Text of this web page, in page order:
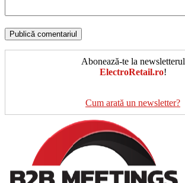
Abonează-te la newsletterul
ElectroRetail.ro!
Cum arată un newsletter?